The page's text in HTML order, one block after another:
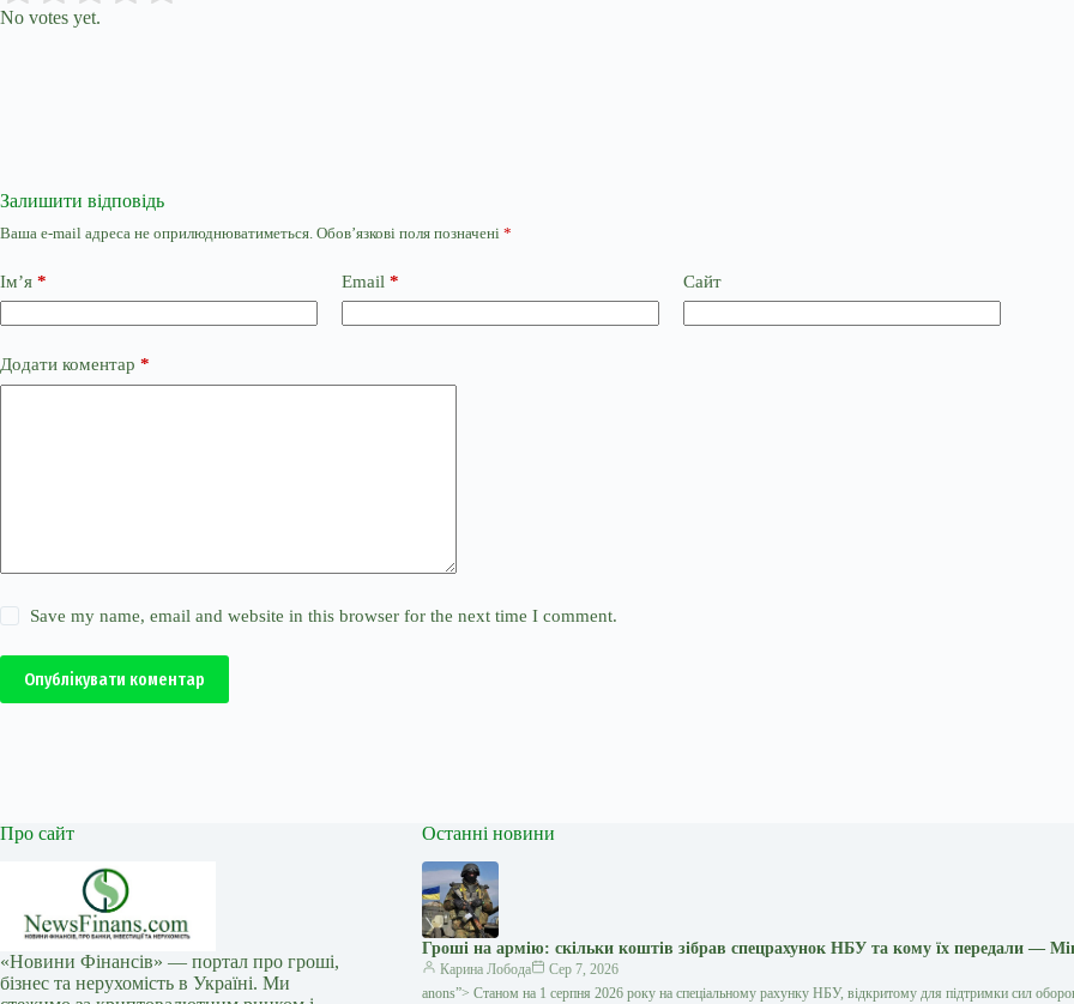
No votes yet.
Залишити відповідь
Ваша e-mail адреса не оприлюднюватиметься. Обов’язкові поля позначені *
Ім’я * Email * Сайт
Додати коментар *
Save my name, email and website in this browser for the next time I comment.
Опублікувати коментар
Про сайт
«Новини Фінансів» — портал про гроші,
бізнес та нерухомість в Україні. Ми
Останні новини
Гроші на армію: скільки коштів зібрав спецрахунок НБУ та кому їх передали —
Карина Лобода
Сер 7, 2026
anons”> Станом на 1 серпня 2026 року на спеціальному рахунку НБУ, відкритому для підтримки сил